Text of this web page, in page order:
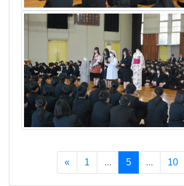
トップページ
校長室
進路指導室
« 1 ... 5 ... 10